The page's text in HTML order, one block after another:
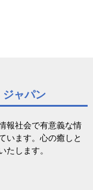
ャパン
報社会で有意義な情
います。心の癒しと
します。